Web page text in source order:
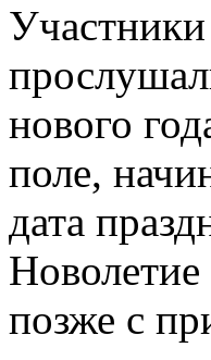
нового
поле,
дата
Новолетие
позже с